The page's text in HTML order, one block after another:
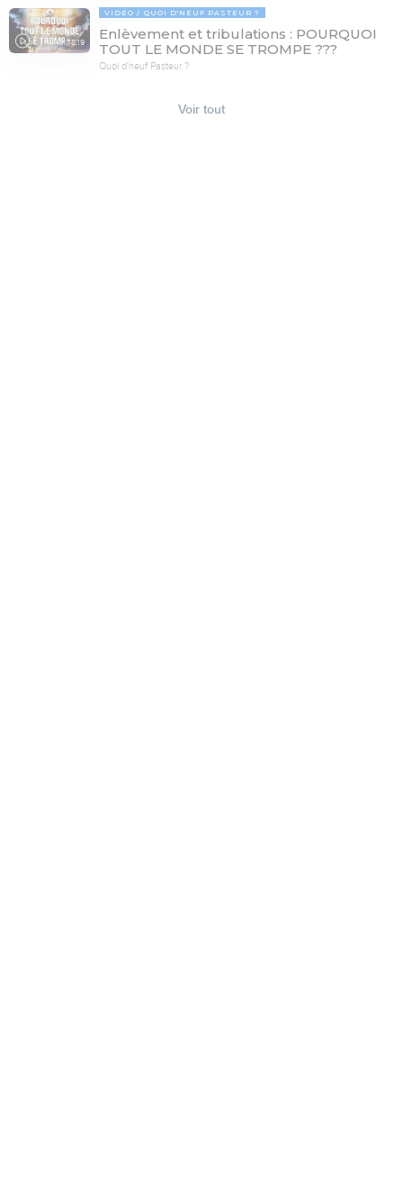
78:19
VIDÉO QUOI D'NEUF PASTEUR ?
Enlèvement et tribulations : POURQUOI
TOUT LE MONDE SE TROMPE ???
Quoi d'neuf Pasteur ?
Voir tout